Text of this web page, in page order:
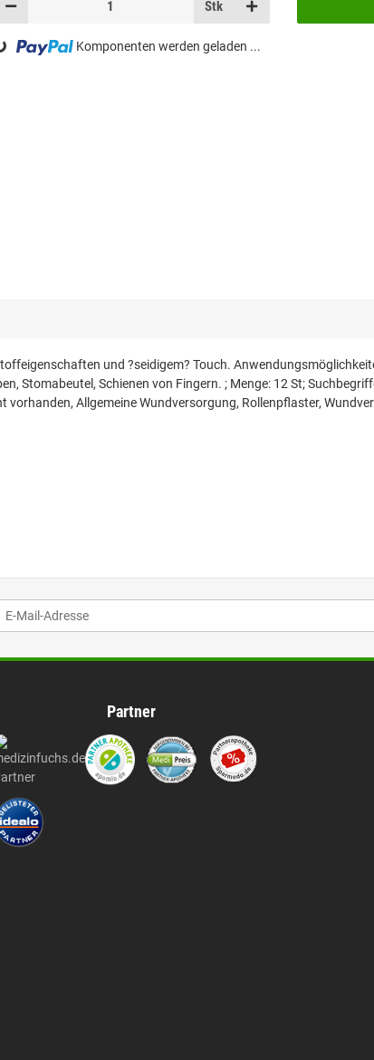
Stk
Komponenten werden geladen ...
und ?seidigem? Touch.
Stomabeutel, Schienen von Fingern. ; Menge: 12 St;
Allgemeine Wundversorgung, Rollenpflaster,
Partner